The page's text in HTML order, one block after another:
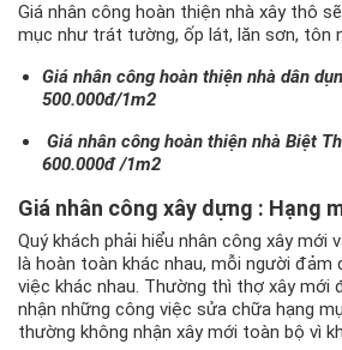
Giá nhân công hoàn thiện nhà xây thô
mục như trát tường, ốp lát, lăn sơn, tôn
Giá nhân công hoàn thiện nhà dân
500.000đ/1m2
Giá nhân công hoàn thiện nhà Biệt
600.000đ /1m2
Giá nhân công xây dựng : Hạng
Quý khách phải hiểu nhân công xây mới
là hoàn toàn khác nhau, mỗi người đảm
việc khác nhau. Thường thì thợ xây mới
nhận những công việc sửa chữa hạng
thường không nhận xây mới toàn bộ vì